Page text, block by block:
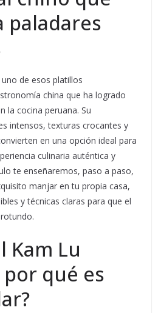
paladares
uno de esos platillos
china que ha logrado
la cocina peruana. Su
intensos, texturas crocantes y
en una opción ideal para
culinaria auténtica y
te enseñaremos, paso a paso,
manjar en tu propia casa,
y técnicas claras para que el
Kam Lu
qué es